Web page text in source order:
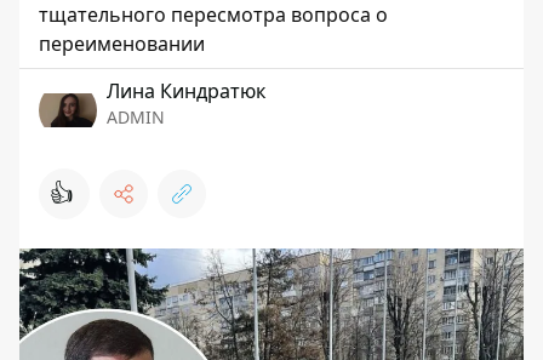
тщательного пересмотра вопроса о
переименовании
Лина Киндратюк
ADMIN
👍